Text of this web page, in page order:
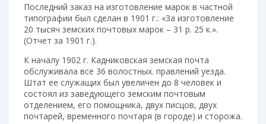
Последний заказ на изготовление марок в частной
типографии был сделан в 1901 г.: «За изготовление
20 тысяч земских почтовых марок – 31 р. 25 к.».
(Отчет за 1901 г.).
К началу 1902 г. Кадниковская земская почта
обслуживала все 36 волостных. правлений уезда.
Штат ее служащих был увеличен до 8 человек и
состоял из заведующего земским почтовым
отделением, его помощника, двух писцов, двух
почтарей, временного почтаря (в городе) и сторожа.